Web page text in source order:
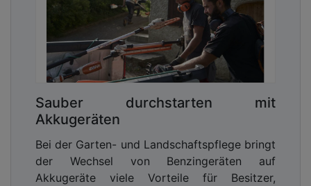
Informationen über die Standorte und
Betriebszustände ihrer Maschinen und Fahrzeuge,
über erbrachte Arbeitsstunden, anstehende
Wartungstermine und vieles mehr. Diese
Informationen sind überall abrufbar, vom
vom Smartphone oder Tablet des Anwenders oder
Vorarbeiters. Die Systematik STIHL connected
überträgt ein solches Flottenmanagement in die
Welt der kleineren Maschinen und Geräte –
darunter auch sämtliche Akkugeräte von STIHL.
Sauber durchstarten mit
Akkugeräten
Bei der Garten- und Landschaftspflege bringt
der Wechsel von Benzingeräten auf
Akkugeräte viele Vorteile für Besitzer,